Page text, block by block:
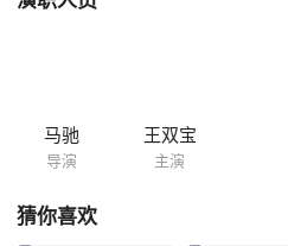
马驰
导演
王双宝
主演
猜你喜欢